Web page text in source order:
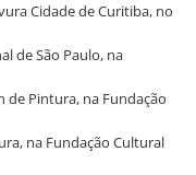
Cidade de Curitiba, no
de São Paulo, na
de Pintura, na Fundação
na Fundação Cultural